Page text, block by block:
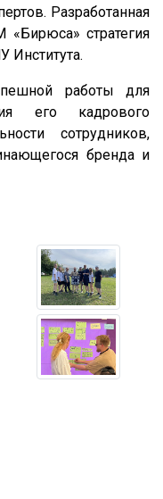
Разработанная
стратегия
Института.
работы для
его кадрового
сотрудников,
бренда и